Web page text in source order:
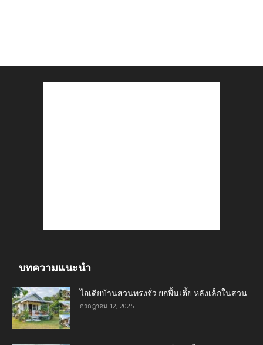
บทความแนะนำ
ไอเดียบ้านสวนทรงจั่ว ยกพื้นเตี้ย หลังเล็กในสวน
กรกฎาคม 12, 2025